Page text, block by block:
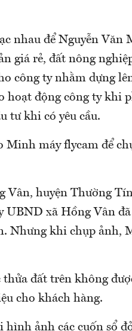
nhau để Nguyễn Văn
giá rẻ, đất nông
công ty nhằm dựng
hoạt động công ty khi
tư khi có yêu cầu.
máy flycam để
Vân, huyện Thường
UBND xã Hồng Vân
Nhưng khi chụp ảnh,
đất trên không
cho khách hàng.
ảnh các cuốn sổ